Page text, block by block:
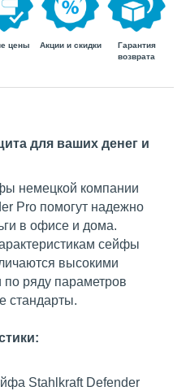
цены Акции и скидки
Гарантия
возврата
для ваших денег и
немецкой компании
Pro помогут надежно
в офисе и дома.
сейфы
высокими
ряду параметров
стандарты.
Stahlkraft Defender